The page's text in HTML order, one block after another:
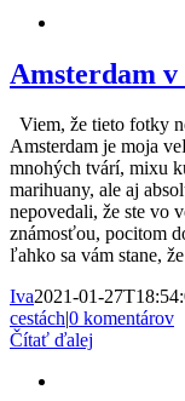
Amsterdam v
Viem, že tieto fotky
Amsterdam je moja
mnohých tvárí, mixu
marihuany, ale aj
nepovedali, že ste vo
známosťou, pocitom
ľahko sa vám stane,
Iva2021-01-
cestách|0 komentárov
Čítať ďalej